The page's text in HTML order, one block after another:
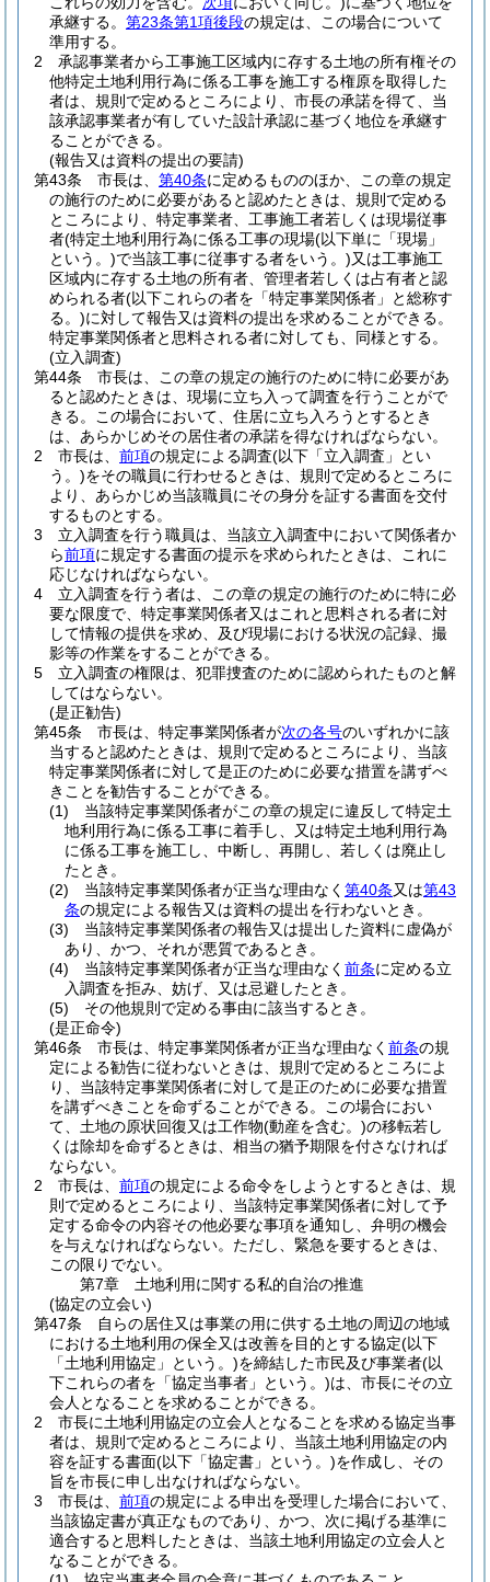
承継する。 第23条第1項後段の規定は、この場合について
準用する。
2
承認事業者から工事施工区域内に存する土地の所有権その
他特定土地利用行為に係る工事を施工する権原を取得した
者は、規則で定めるところにより、市長の承諾を得て、当
該承認事業者が有していた設計承認に基づく地位を承継す
ることができる。
(報告又は資料の提出の要請)
第43条
市長は、 第40条に定めるもののほか、この章の規定
の施行のために必要があると認めたときは、規則で定める
ところにより、特定事業者、工事施工者若しくは現場従事
者(特定土地利用行為に係る工事の現場(以下単に「現場」
という。)で当該工事に従事する者をいう。)又は工事施工
区域内に存する土地の所有者、管理者若しくは占有者と認
められる者(以下これらの者を「特定事業関係者」と総称す
る。)に対して報告又は資料の提出を求めることができる。
特定事業関係者と思料される者に対しても、同様とする。
(立入調査)
第44条
市長は、この章の規定の施行のために特に必要があ
ると認めたときは、現場に立ち入って調査を行うことがで
きる。
この場合において、住居に立ち入ろうとするとき
は、あらかじめその居住者の承諾を得なければならない。
2
市長は、 前項の規定による調査(以下「立入調査」とい
う。)をその職員に行わせるときは、規則で定めるところに
より、あらかじめ当該職員にその身分を証する書面を交付
するものとする。
3
立入調査を行う職員は、当該立入調査中において関係者か
ら前項に規定する書面の提示を求められたときは、これに
応じなければならない。
4
立入調査を行う者は、この章の規定の施行のために特に必
要な限度で、特定事業関係者又はこれと思料される者に対
して情報の提供を求め、及び現場における状況の記録、撮
影等の作業をすることができる。
5
立入調査の権限は、犯罪捜査のために認められたものと解
してはならない。
(是正勧告)
第45条
市長は、特定事業関係者が次の各号のいずれかに該
当すると認めたときは、規則で定めるところにより、当該
特定事業関係者に対して是正のために必要な措置を講ずべ
きことを勧告することができる。
(1)
当該特定事業関係者がこの章の規定に違反して特定土
地利用行為に係る工事に着手し、又は特定土地利用行為
に係る工事を施工し、中断し、再開し、若しくは廃止し
たとき。
(2)
当該特定事業関係者が正当な理由なく 第40条又は第43
条の規定による報告又は資料の提出を行わないとき。
(3)
当該特定事業関係者の報告又は提出した資料に虚偽が
あり、かつ、それが悪質であるとき。
(4)
当該特定事業関係者が正当な理由なく 前条に定める立
入調査を拒み、妨げ、又は忌避したとき。
(5)
その他規則で定める事由に該当するとき。
(是正命令)
第46条
市長は、特定事業関係者が正当な理由なく 前条の規
定による勧告に従わないときは、規則で定めるところによ
り、当該特定事業関係者に対して是正のために必要な措置
を講ずべきことを命ずることができる。
この場合におい
て、土地の原状回復又は工作物(動産を含む。)の移転若し
くは除却を命ずるときは、相当の猶予期限を付さなければ
ならない。
2
市長は、 前項の規定による命令をしようとするときは、規
則で定めるところにより、当該特定事業関係者に対して予
定する命令の内容その他必要な事項を通知し、弁明の機会
を与えなければならない。 ただし、緊急を要するときは、
この限りでない。
第7章
土地利用に関する私的自治の推進
(協定の立会い)
第47条
自らの居住又は事業の用に供する土地の周辺の地域
における土地利用の保全又は改善を目的とする協定(以下
「土地利用協定」という。)を締結した市民及び事業者(以
下これらの者を「協定当事者」という。)は、市長にその立
会人となることを求めることができる。
2
市長に土地利用協定の立会人となることを求める協定当事
者は、規則で定めるところにより、当該土地利用協定の内
容を証する書面(以下「協定書」という。)を作成し、その
旨を市長に申し出なければならない。
3
市長は、 前項の規定による申出を受理した場合において、
当該協定書が真正なものであり、かつ、次に掲げる基準に
適合すると思料したときは、当該土地利用協定の立会人と
なることができる。